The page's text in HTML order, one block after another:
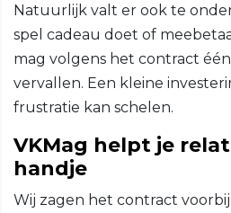
Natuurlijk valt er ook te
spel cadeau doet of
mag volgens het contract
vervallen. Een kleine
frustratie kan schelen.
VKMag helpt je
handje
Wij zagen het contract